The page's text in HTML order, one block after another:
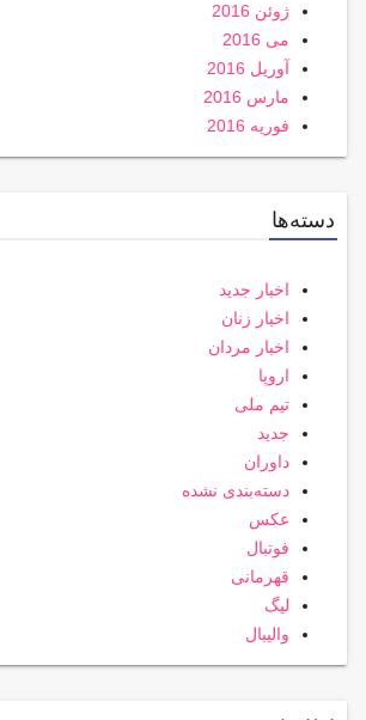
ژوئن 2016
می 2016
آوریل 2016
مارس 2016
فوریه 2016
دسته‌ها
اخبار جدید
اخبار زنان
اخبار مردان
اروپا
تیم ملی
جدید
داوران
دسته‌بندی نشده
عکس
فوتبال
قهرمانی
لیگ
والیبال